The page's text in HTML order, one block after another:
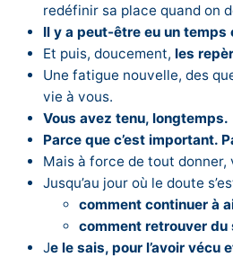
redéfinir sa place quand on
Il y a peut-être eu un
Et puis, doucement, les
Une fatigue nouvelle, des
vie à vous.
Vous avez tenu, longtemps.
Parce que c’est important.
Mais à force de tout donner,
Jusqu’au jour où le doute
comment continuer à
comment retrouver du
Je le sais, pour l’avoir vécu